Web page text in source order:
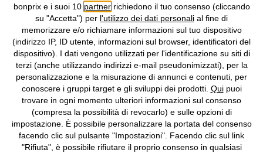
Informazioni legali Diritto di recesso
2026 bonprix.
Tutti i diritti riservati.
bonprix S.r.l. con socio unico, sede legale: via Adua 33 - 13855
Valdengo (BI) C.F. 01510910027 - P.I. 01939830020, Reg. Imprese di
IT09060P00000858, N. Reg. AEE: IT08020000002105 Capitale
Sociale: euro 1.000.000 i.v, Società soggetta all'attività di direzione
e coordinamento di bonprix Beteiligungs -Verwaltungsgesellschaft
bonprix e i suoi 10 partnerrichiedono il tuo consenso (cliccando
su "Accetta") per l'utilizzo dei dati personali al fine di
memorizzare e/o richiamare informazioni sul tuo dispositivo
(indirizzo IP, ID utente, informazioni sul browser, identificatori del
dispositivo). I dati vengono utilizzati per l'identificazione su siti di
terzi (anche utilizzando indirizzi e-mail pseudonimizzati), per la
personalizzazione e la misurazione di annunci e contenuti, per
conoscere i gruppi target e gli sviluppi dei prodotti. Quipuoi
trovare in ogni momento ulteriori informazioni sul consenso
(compresa la possibilità di revocarlo) e sulle opzioni di
impostazione. È possibile personalizzare la portata del consenso
facendo clic sul pulsante "Impostazioni". Facendo clic sul link
"Rifiuta", è possibile rifiutare il proprio consenso in qualsiasi